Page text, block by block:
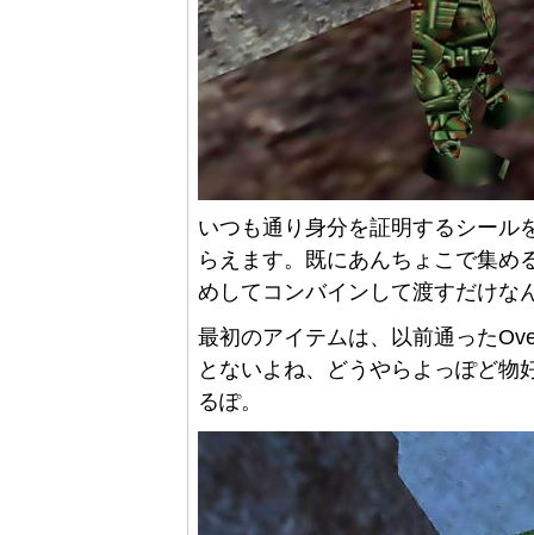
いつも通り身分を証明するシール
らえます。既にあんちょこで集め
めしてコンバインして渡すだけな
最初のアイテムは、以前通った
とないよね、どうやらよっぽど物
るぽ。